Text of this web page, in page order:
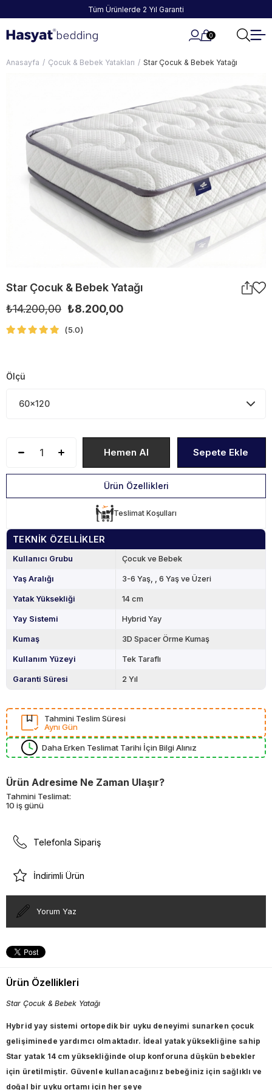
Tüm Ürünlerde 2 Yıl Garanti
0
Anasayfa Çocuk & Bebek Yatakları Star Çocuk & Bebek Yatağı
Star Çocuk & Bebek Yatağı
₺14.200,00 ₺8.200,00
5.0
Ölçü
Ürün Özellikleri
Teslimat Koşulları
Kullanıcı Grubu Çocuk ve Bebek
Yaş Aralığı 3-6 Yaş 6 Yaş ve Üzeri
Yatak Yüksekliği 14 cm
Yay Sistemi Hybrid Yay
Kumaş 3D Spacer Örme Kumaş
Kullanım Yüzeyi Tek Taraflı
Garanti Süresi 2 Yıl
Tahmini Teslim Süresi
Aynı Gün
Daha Erken Teslimat Tarihi İçin Bilgi Alınız
Ürün Adresime Ne Zaman Ulaşır?
Tahmini Teslimat:
10 iş günü
Telefonla Sipariş
İndirimli Ürün
Yorum Yaz
Ürün Özellikleri
Star Çocuk & Bebek Yatağı
Hybrid yay sistemi ortopedik bir uyku deneyimi sunarken çocuk
gelişiminede yardımcı olmaktadır. İdeal yatak yüksekliğine sahip
Star yatak 14 cm yüksekliğinde olup konforuna düşkün bebekler
için üretilmiştir. Güvenle kullanacağınız bebeğiniz için sağlıklı ve
doğal bir uyku ortamı için her şeye